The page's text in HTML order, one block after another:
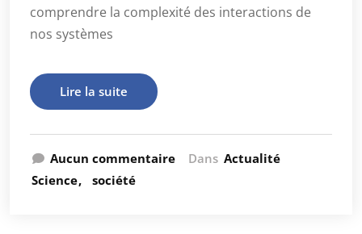
comprendre la complexité des interactions de
nos systèmes
Lire la suite
Aucun commentaire Dans Actualité
Science
société